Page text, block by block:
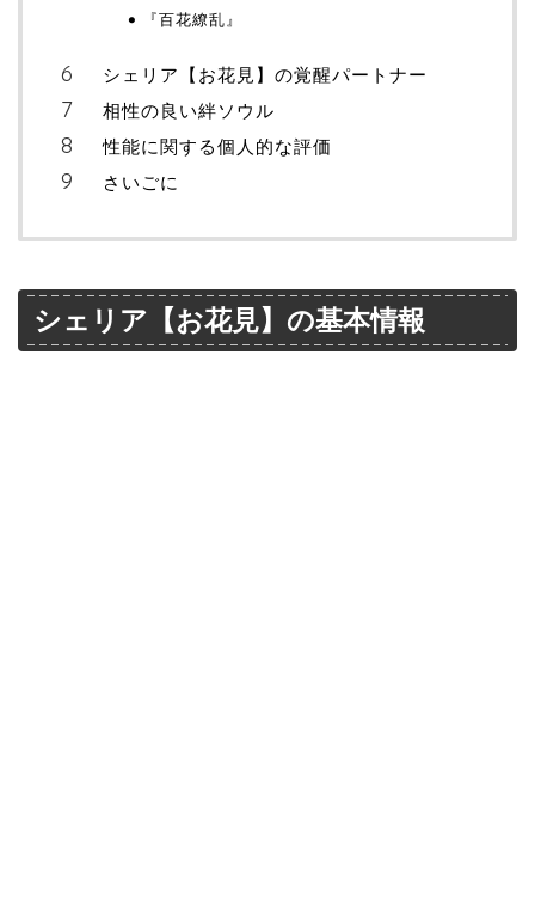
『百花繚乱』
シェリア【お花見】の覚醒パートナー
相性の良い絆ソウル
性能に関する個人的な評価
さいごに
シェリア【お花見】の基本情報